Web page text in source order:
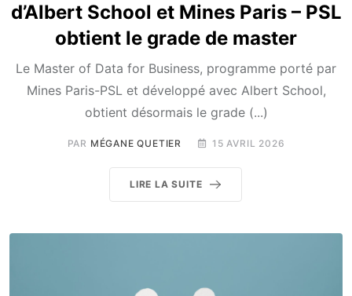
d’Albert School et Mines Paris – PSL
obtient le grade de master
Le Master of Data for Business, programme porté par
Mines Paris-PSL et développé avec Albert School,
obtient désormais le grade (...)
PAR MÉGANE QUETIER 15 AVRIL 2026
LIRE LA SUITE